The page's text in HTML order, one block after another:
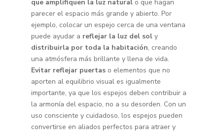
que amplifiquen la luz naturalo que hagan
parecer el espacio más grande y abierto. Por
ejemplo, colocar un espejo cerca de una ventana
puede ayudar a reflejar la luz del soly
distribuirla por toda la habitación, creando
una atmósfera más brillante y llena de vida.
Evitar reflejar puertaso elementos que no
aporten al equilibrio visual es igualmente
importante, ya que los espejos deben contribuir a
la armonía del espacio, no a su desorden. Con un
uso consciente y cuidadoso, los espejos pueden
convertirse en aliados perfectos para atraer y